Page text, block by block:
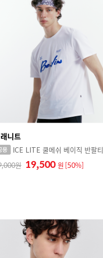
니트
ICE LITE 쿨메쉬 베이직 반팔티
19,500 원 [50%]